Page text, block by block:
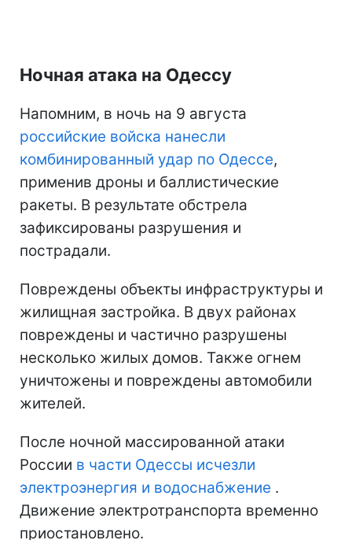
Ночная атака на Одессу
Напомним, в ночь на 9 августа
российские войска нанесли
комбинированный удар по Одессе,
применив дроны и баллистические
ракеты. В результате обстрела
зафиксированы разрушения и
пострадали.
Повреждены объекты инфраструктуры и
жилищная застройка. В двух районах
повреждены и частично разрушены
несколько жилых домов. Также огнем
уничтожены и повреждены автомобили
жителей.
После ночной массированной атаки
России в части Одессы исчезли
электроэнергия и водоснабжение .
Движение электротранспорта временно
приостановлено.